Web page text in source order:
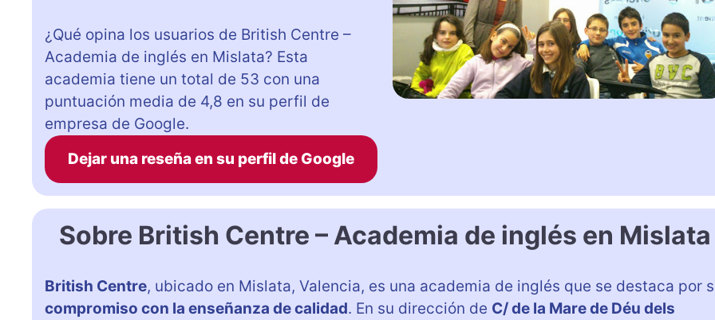
¿Qué opina los usuarios de British Centre –
Academia de inglés en Mislata? Esta
academia tiene un total de 53 con una
puntuación media de 4,8 en su perfil de
empresa de Google.
Dejar una reseña en su perfil de Google
Sobre British Centre – Academia de inglés en Mislata
British Centre, ubicado en Mislata, Valencia, es una academia de inglés que se destaca por
compromiso con la enseñanza de calidad. En su dirección de C/ de la Mare de Déu dels